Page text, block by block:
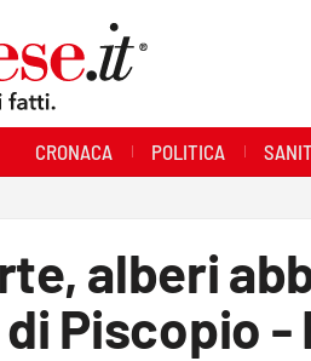
CRONACA POLITICA
alberi
Piscopio -